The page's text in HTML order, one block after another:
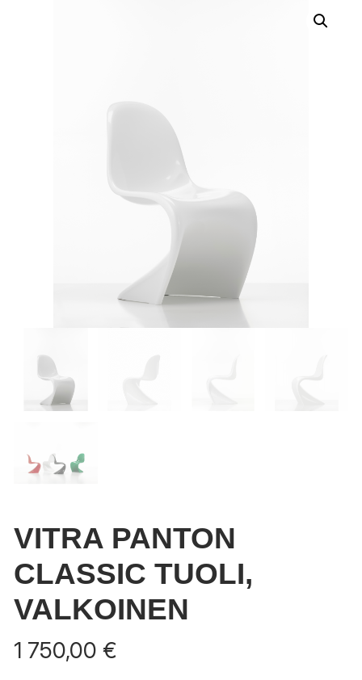
VITRA PANTON
CLASSIC TUOLI,
VALKOINEN
1 750,00 €